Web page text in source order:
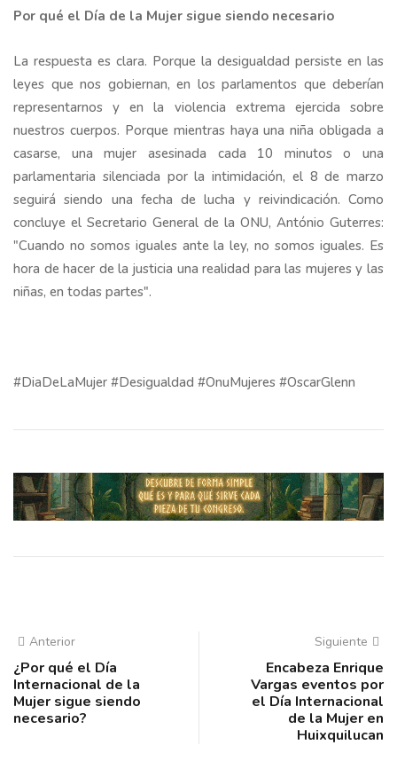
Por qué el Día de la Mujer sigue siendo necesario
La respuesta es clara. Porque la desigualdad persiste en las
leyes que nos gobiernan, en los parlamentos que deberían
representarnos y en la violencia extrema ejercida sobre
nuestros cuerpos. Porque mientras haya una niña obligada a
casarse, una mujer asesinada cada 10 minutos o una
parlamentaria silenciada por la intimidación, el 8 de marzo
seguirá siendo una fecha de lucha y reivindicación. Como
concluye el Secretario General de la ONU, António Guterres:
"Cuando no somos iguales ante la ley, no somos iguales. Es
hora de hacer de la justicia una realidad para las mujeres y las
niñas, en todas partes".
#DiaDeLaMujer #Desigualdad #OnuMujeres #OscarGlenn
Anterior
¿Por qué el Día
Internacional de la
Mujer sigue siendo
necesario?
Siguiente
Encabeza Enrique
Vargas eventos por
el Día Internacional
de la Mujer en
Huixquilucan